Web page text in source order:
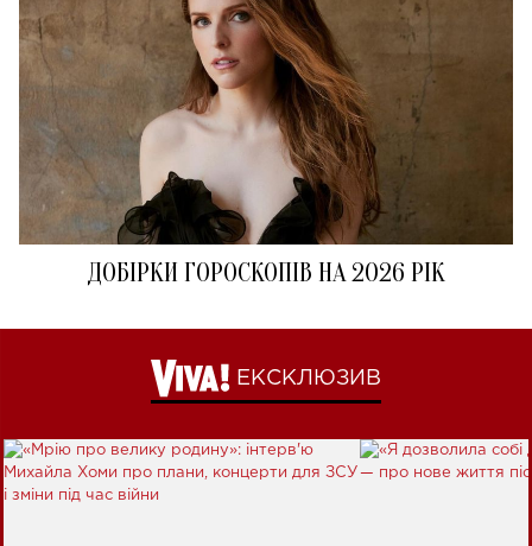
ДОБІРКИ ГОРОСКОПІВ НА 2026 РІК
ЕКСКЛЮЗИВ